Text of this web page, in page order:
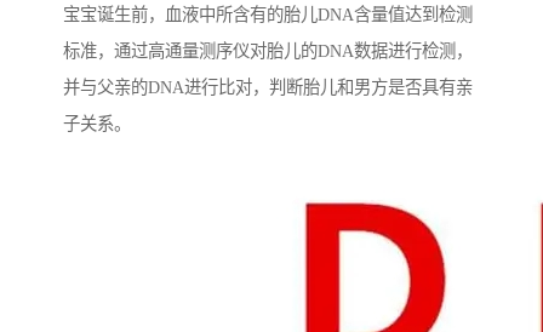
宝宝诞生前，血液中所含有的胎儿DNA含量值达到检测
标准，通过高通量测序仪对胎儿的DNA数据进行检测，
并与父亲的DNA进行比对，判断胎儿和男方是否具有亲
子关系。